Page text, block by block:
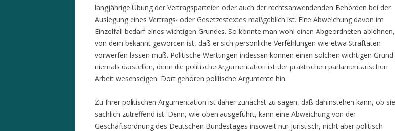
langjährige Übung der Vertragsparteien oder auch der rechtsanwendenden Behörden bei der
Auslegung eines Vertrags- oder Gesetzestextes maßgeblich ist. Eine Abweichung davon im
Einzelfall bedarf eines wichtigen Grundes. So könnte man wohl einen Abgeordneten ablehnen,
von dem bekannt geworden ist, daß er sich persönliche Verfehlungen wie etwa Straftaten
vorwerfen lassen muß. Politische Wertungen indessen können einen solchen wichtigen Grund
niemals darstellen, denn die politische Argumentation ist der praktischen parlamentarischen
Arbeit wesenseigen. Dort gehören politische Argumente hin.
Zu Ihrer politischen Argumentation ist daher zunächst zu sagen, daß dahinstehen kann, ob sie
sachlich zutreffend ist. Denn, wie oben ausgeführt, kann eine Abweichung von der
Geschäftsordnung des Deutschen Bundestages insoweit nur juristisch, nicht aber politisch